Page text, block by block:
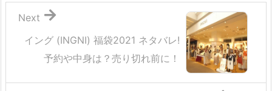
イング (INGNI) 福袋2021 ネタバレ!
予約や中身は？売り切れ前に！
Next